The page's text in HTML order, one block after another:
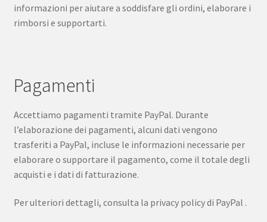
informazioni per aiutare a soddisfare gli ordini, elaborare i
rimborsi e supportarti.
Pagamenti
Accettiamo pagamenti tramite PayPal. Durante
l’elaborazione dei pagamenti, alcuni dati vengono
trasferiti a PayPal, incluse le informazioni necessarie per
elaborare o supportare il pagamento, come il totale degli
acquisti e i dati di fatturazione.
Per ulteriori dettagli, consulta la privacy policy di PayPal .